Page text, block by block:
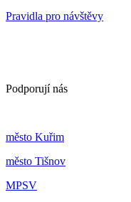
Pravidla pro návštěvy
Podporují nás
město Kuřim
město Tišnov
MPSV